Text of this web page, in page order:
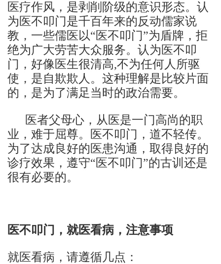
医疗作风，是剥削阶级的意识形态。认
为医不叩门是千百年来的反动儒家说
教，一些儒医以“医不叩门”为盾牌，拒
绝为广大劳苦大众服务。认为医不叩
门，好像医生很清高,不为任何人所驱
使，是自欺欺人。这种理解是比较片面
的，是为了满足当时的政治需要。
医者父母心，从医是一门高尚的职
业，难于屈尊。医不叩门，道不轻传。
为了达成良好的医患沟通，取得良好的
诊疗效果，遵守“医不叩门”的古训还是
很有必要的。
医不叩门，就医看病，注意事项
就医看病，请遵循几点：